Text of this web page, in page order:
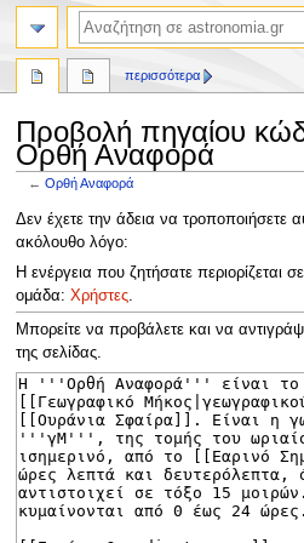
Προβολή πηγαίου
Ορθή Αναφορά
←Ορθή Αναφορά
Πήδηση
στην
πλοήγηση
Πήδηση
στην
αναζήτηση
Δεν έχετε την άδεια να τροποποιήσετε
ακόλουθο λόγο:
Η ενέργεια που ζητήσατε περιορίζεται
ομάδα: Χρήστες.
Μπορείτε να προβάλετε και να
της σελίδας.
περισσότερα
αναζήτηση